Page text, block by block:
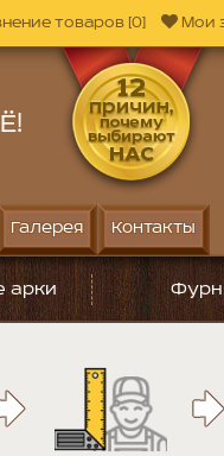
товаров [0] Мои
Галерея Контакты
арки